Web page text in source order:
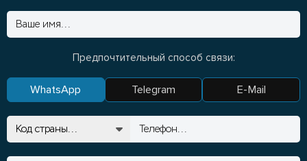
Предпочтительный способ связи:
WhatsApp Telegram E-Mail